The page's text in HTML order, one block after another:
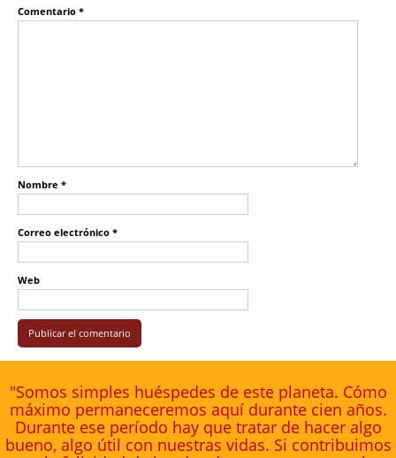
Comentario *
Nombre *
Correo electrónico *
Web
"Somos simples huéspedes de este planeta. Cómo
máximo permaneceremos aquí durante cien años.
Durante ese período hay que tratar de hacer algo
bueno, algo útil con nuestras vidas. Si contribuimos